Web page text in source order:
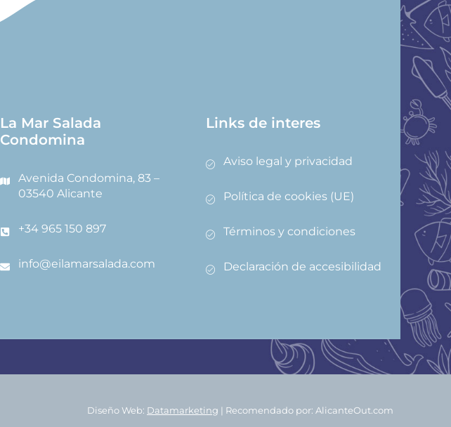
La Mar Salada
Condomina
Avenida Condomina, 83 –
03540 Alicante
+34 965 150 897
info@eilamarsalada.com
Links de interes
Aviso legal y privacidad
Política de cookies (UE)
Términos y condiciones
Declaración de accesibilidad
Diseño Web: Datamarketing | Recomendado por: AlicanteOut.com